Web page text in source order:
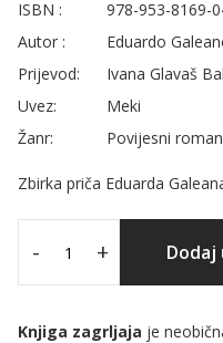
ISBN :
978-953-8169-
Autor :
Eduardo
Prijevod:
Ivana Glavaš
Uvez:
Meki
Žanr:
Povijesni roman
Zbirka priča Eduarda
- + Dodaj
Knjiga zagrljaja je